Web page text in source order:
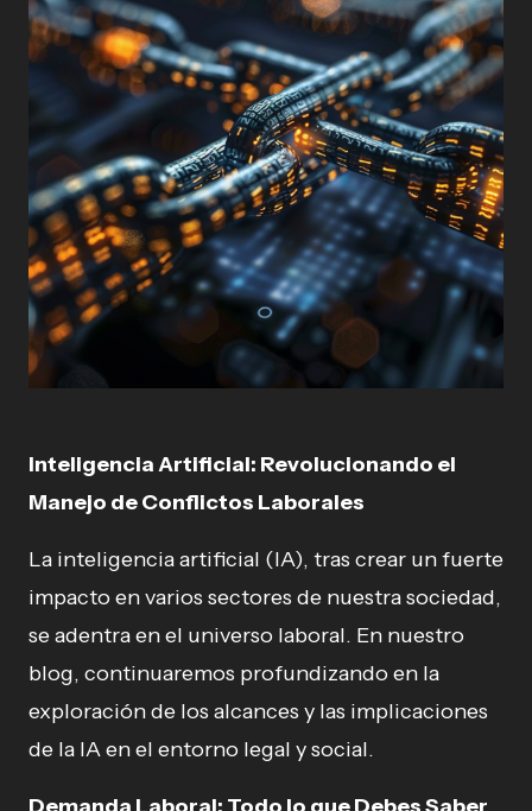
Inteligencia Artificial: Revolucionando el
Manejo de Conflictos Laborales
La inteligencia artificial (IA), tras crear un fuerte
impacto en varios sectores de nuestra sociedad,
se adentra en el universo laboral. En nuestro
blog, continuaremos profundizando en la
exploración de los alcances y las implicaciones
de la IA en el entorno legal y social.